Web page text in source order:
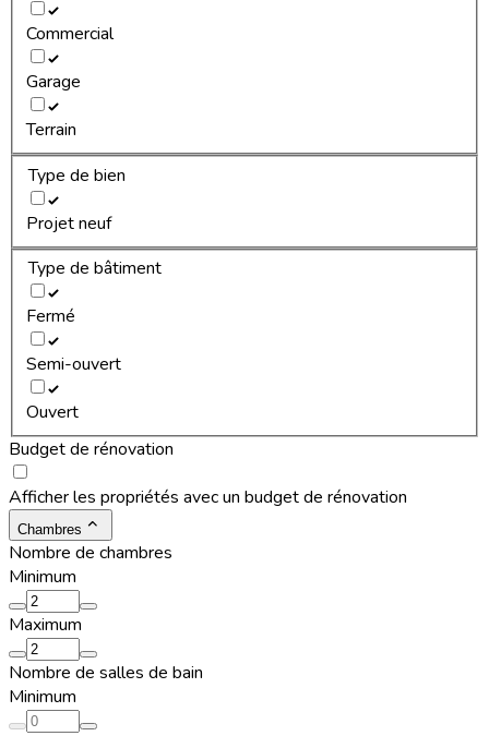
Commercial
Garage
Terrain
Type de bien
Projet neuf
Type de bâtiment
Fermé
Semi-ouvert
Ouvert
Budget de rénovation
Afficher les propriétés avec un budget de rénovation
Chambres
Nombre de chambres
Minimum
Maximum
Nombre de salles de bain
Minimum